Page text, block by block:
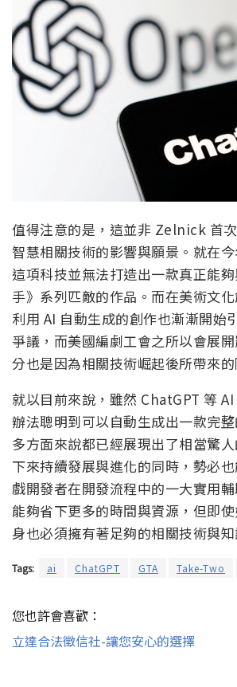
值得注意的是，這並非 Zelnick 首
智慧相關技術的影響與願景。就在
這項科技並無法打造出一款真正能
手》系列匹敵的作品。而在美術文化
利用 AI 自動生成的創作也漸漸開始
爭議，而美國編劇工會之所以會展
分也是因為相關技術崛起後所帶來的
就以目前來說，雖然 ChatGPT 等
辦法聰明到可以自動生成出一款完
多方面來說都已經展現出了相當驚
下來持續發展與進化的同時，勢必
戲開發者在開發流程中的一大實用
能夠省下更多的時間與資源，但即
身也必須擁有著足夠的相關技術與知
Tags: ai ChatGPT GTA Take-Two
您也許會喜歡：
立達合法徵信社-讓您安心的選擇